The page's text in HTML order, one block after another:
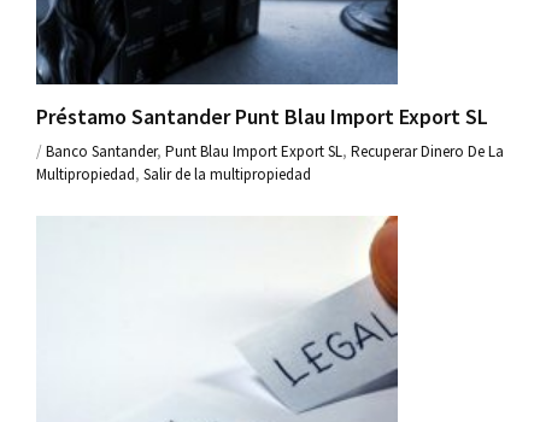
Préstamo Santander Punt Blau Import Export SL
/Banco Santander, Punt Blau Import Export SL, Recuperar Dinero De La
Multipropiedad, Salir de la multipropiedad